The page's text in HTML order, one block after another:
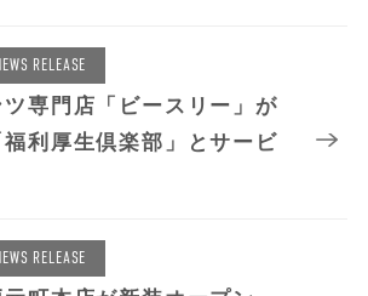
RELEASE
専門店「ビースリー」が
福利厚生倶楽部」とサービ
RELEASE